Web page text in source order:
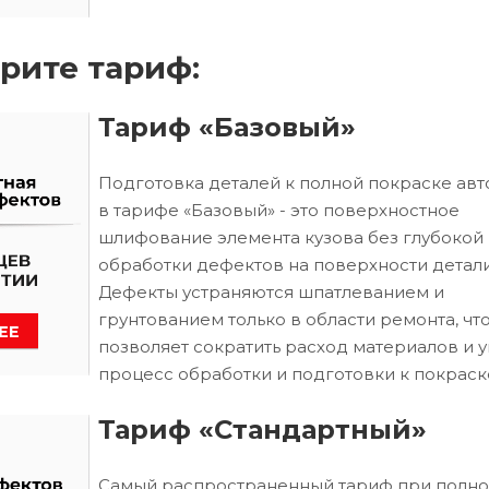
тариф:
Тариф «Базовый»
Подготовка деталей к полной покраске
в тарифе «Базовый» - это поверхностное
шлифование элемента кузова без глубокой
обработки дефектов на поверхности
Дефекты устраняются шпатлеванием и
грунтованием только в области ремонта, что
позволяет сократить расход материалов и
процесс обработки и подготовки к
Тариф «Стандартный»